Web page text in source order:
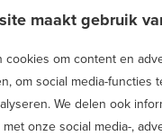
nog in afwachting
zijn aangekondigd,
via een
deze wijzigingen
waarin de termijn vijf
maakt gebruik
cookies om content en
om social media-functies
We delen ook
onze social media-,